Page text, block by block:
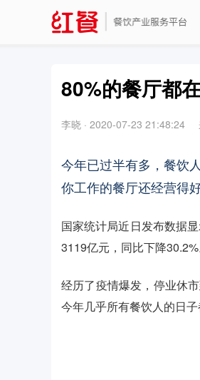
80%的餐厅都
李晓 · 2020-07-23 21:48:24
今年已过半有多，餐饮
你工作的餐厅还经营得
国家统计局近日发布数据
3119亿元，同比下降30.2%
经历了疫情爆发，停业休
今年几乎所有餐饮人的日子